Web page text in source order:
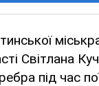
Світлана
під час